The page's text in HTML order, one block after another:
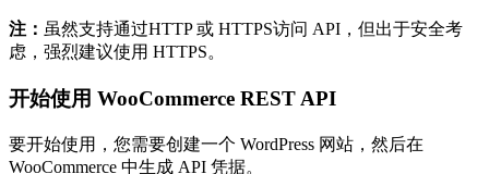
注： 虽然支持通过HTTP 或 HTTPS访问 API，但出于安全考
虑，强烈建议使用 HTTPS。
开始使用 WooCommerce REST API
要开始使用，您需要创建一个 WordPress 网站，然后在
WooCommerce 中生成 API 凭据。